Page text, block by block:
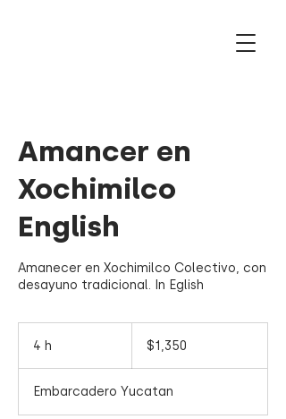
Amancer en
Xochimilco
English
Amanecer en Xochimilco Colectivo, con
desayuno tradicional. In Eglish
4 h
pesos
mexicanos
$1,350
Embarcadero Yucatan